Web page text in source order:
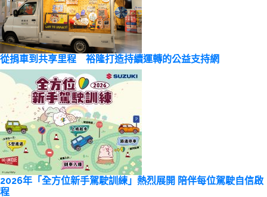
從捐車到共享里程 裕隆打造持續運轉的公益支持網
2026年「全方位新手駕駛訓練」熱烈展開 陪伴每位駕駛自信啟
程